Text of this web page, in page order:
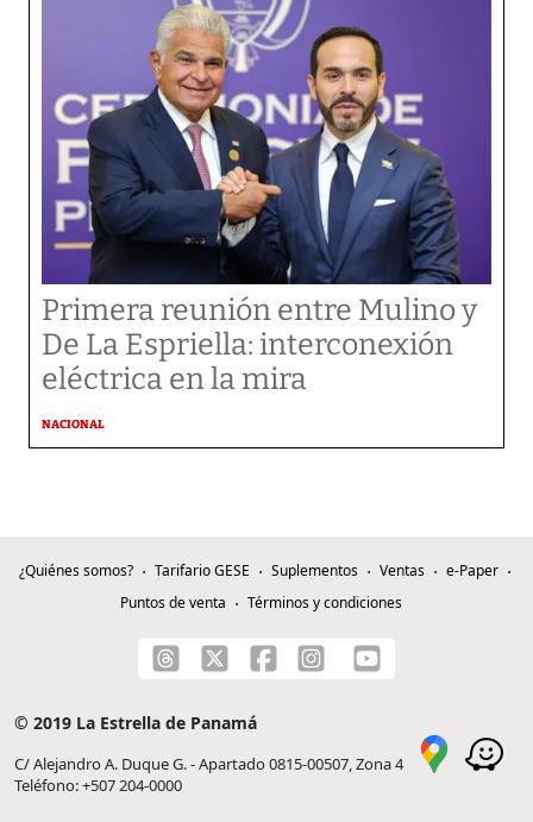
Primera reunión entre Mulino y
De La Espriella: interconexión
eléctrica en la mira
NACIONAL
¿Quiénes somos? Tarifario GESE Suplementos Ventas
e-Paper
Puntos de venta
Términos y condiciones
© 2019 La Estrella de Panamá
C/ Alejandro A. Duque G. - Apartado 0815-00507, Zona 4
Teléfono: +507 204-0000